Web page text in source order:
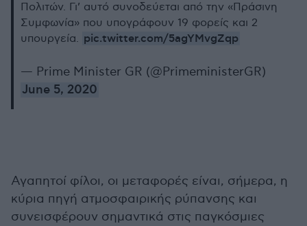
Πολιτών. Γι’ αυτό συνοδεύεται από την «Πράσινη
Συμφωνία» που υπογράφουν 19 φορείς και 2
υπουργεία. pic.twitter.com/5agYMvgZqp
— Prime Minister GR (@PrimeministerGR)
June 5, 2020
Αγαπητοί φίλοι, οι μεταφορές είναι, σήμερα, η
κύρια πηγή ατμοσφαιρικής ρύπανσης και
συνεισφέρουν σημαντικά στις παγκόσμιες